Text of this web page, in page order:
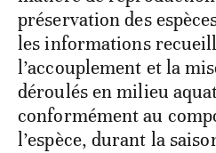
préservation des
les informations
l’accouplement et la
déroulés en milieu
conformément au
l’espèce, durant la